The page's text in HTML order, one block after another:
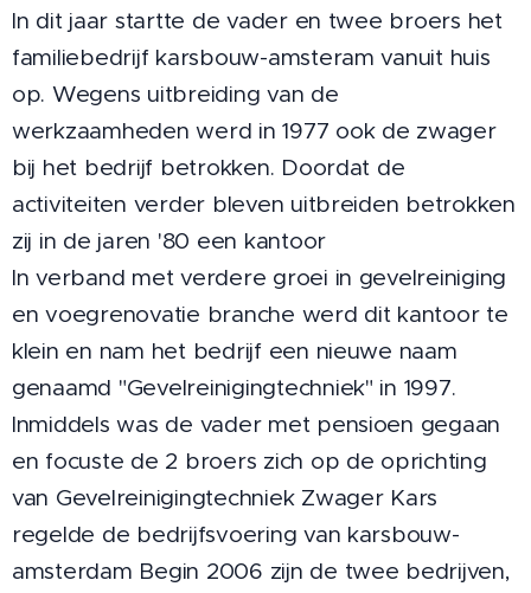
In dit jaar startte de vader en twee broers het
familiebedrijf karsbouw-amsteram vanuit huis
op. Wegens uitbreiding van de
werkzaamheden werd in 1977 ook de zwager
bij het bedrijf betrokken. Doordat de
activiteiten verder bleven uitbreiden betrokken
zij in de jaren '80 een kantoor
In verband met verdere groei in gevelreiniging
en voegrenovatie branche werd dit kantoor te
klein en nam het bedrijf een nieuwe naam
genaamd "Gevelreinigingtechniek" in 1997.
Inmiddels was de vader met pensioen gegaan
en focuste de 2 broers zich op de oprichting
van Gevelreinigingtechniek Zwager Kars
regelde de bedrijfsvoering van karsbouw-
amsterdam Begin 2006 zijn de twee bedrijven,